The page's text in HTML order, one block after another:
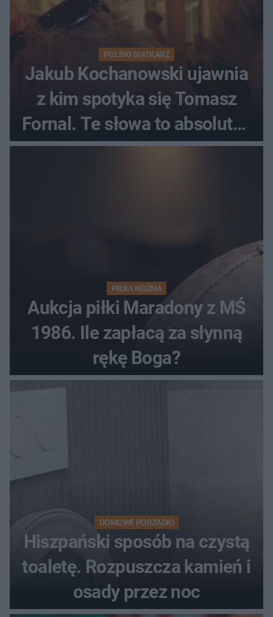
POLSKI SIATKARZ
Jakub Kochanowski ujawnia
z kim spotyka się Tomasz
Fornal. Te słowa to absolutny
hit
PIŁKA NOŻNA
Aukcja piłki Maradony z MŚ
1986. Ile zapłacą za słynną
rękę Boga?
DOMOWE PORZĄDKI
Hiszpański sposób na czystą
toaletę. Rozpuszcza kamień i
osady przez noc